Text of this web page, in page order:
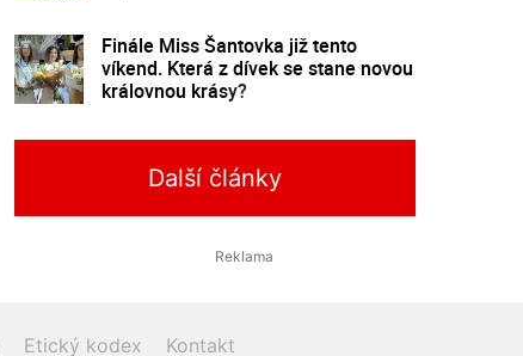
Finále Miss Šantovka již tento
víkend. Která z dívek se stane novou
královnou krásy?
Další články
Etický kodex Kontakt